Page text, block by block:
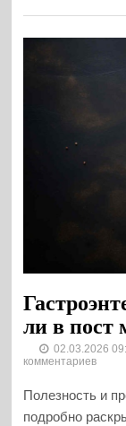
ли в пост
02.03.2026
комментариев
Полезность и
подробно